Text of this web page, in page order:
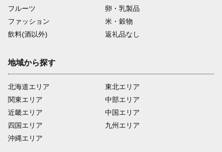
フルーツ
卵・乳製品
ファッション
米・穀物
飲料(酒以外)
返礼品なし
地域から探す
北海道エリア
関東エリア
近畿エリア
四国エリア
沖縄エリア
東北エリア
中部エリア
中国エリア
九州エリア